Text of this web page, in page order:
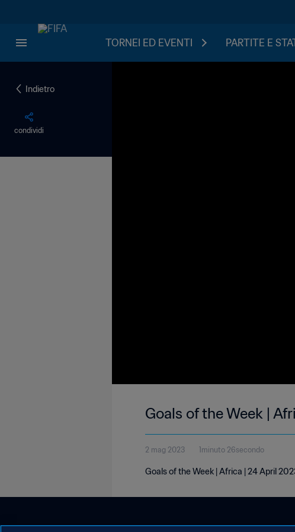
TORNEI ED EVENTI PARTITE E
Indietro
condividi
Goals of the Week |
2 mag 2023 1minuto 26secondo
Goals of the Week | Africa | 24 April